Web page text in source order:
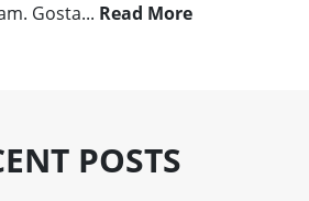
Gosta... Read More
POSTS